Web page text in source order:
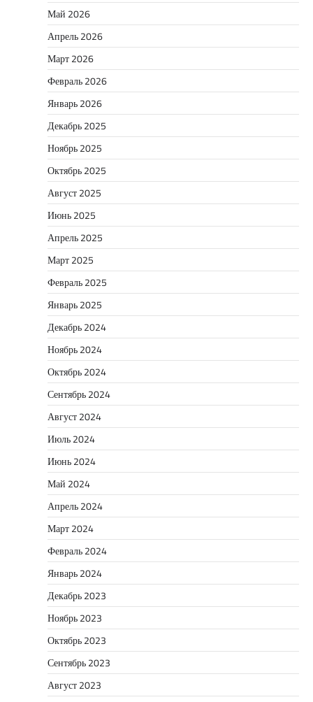
Май 2026
Апрель 2026
Март 2026
Февраль 2026
Январь 2026
Декабрь 2025
Ноябрь 2025
Октябрь 2025
Август 2025
Июнь 2025
Апрель 2025
Март 2025
Февраль 2025
Январь 2025
Декабрь 2024
Ноябрь 2024
Октябрь 2024
Сентябрь 2024
Август 2024
Июль 2024
Июнь 2024
Май 2024
Апрель 2024
Март 2024
Февраль 2024
Январь 2024
Декабрь 2023
Ноябрь 2023
Октябрь 2023
Сентябрь 2023
Август 2023